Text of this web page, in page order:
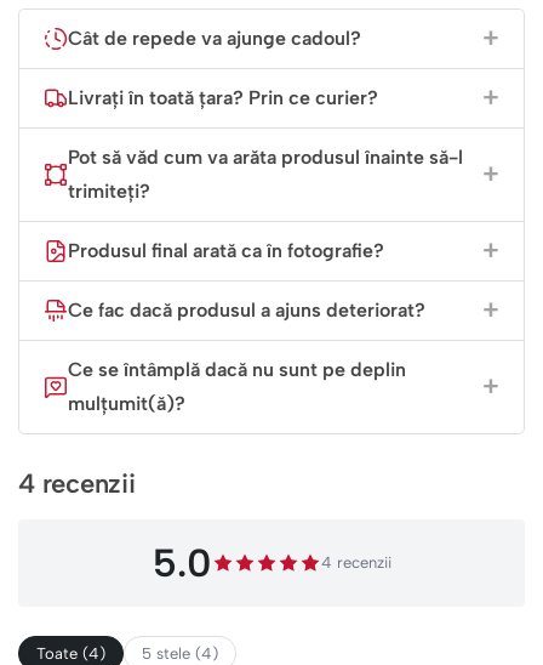
Spațiu Nelimitat pentru Creație (Nedatat)
este nedatată, oferindu-i libertatea de a o folosi oricând
memorabil sau planificarea pentru olimpiadă.
Un Cadou „Ca la Carte”
Când este momentul potrivit să o oferiți?
1 sau 8 Martie: Culoarea vișinie și tema florală o fac
ideală.
Ziua Limbii Române
gest simbolic puternic.
Sfârșit de An
Cât de repede va ajunge cadoul?
Livrați în toată țara? Prin ce curier?
Pot să văd cum va arăta produsul înainte să-l
trimiteți?
Produsul final arată ca în fotografie?
Ce fac dacă produsul a ajuns deteriorat?
Ce se întâmplă dacă nu sunt pe deplin
mulțumit(ă)?
4 recenzii
5.0 4 recenzii
Toate (4) 5 stele (4)